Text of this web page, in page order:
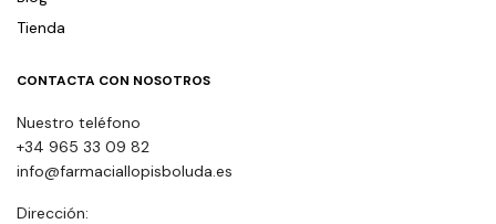
Tienda
CONTACTA CON NOSOTROS
Nuestro teléfono
+34 965 33 09 82
info@farmaciallopisboluda.es
Dirección: